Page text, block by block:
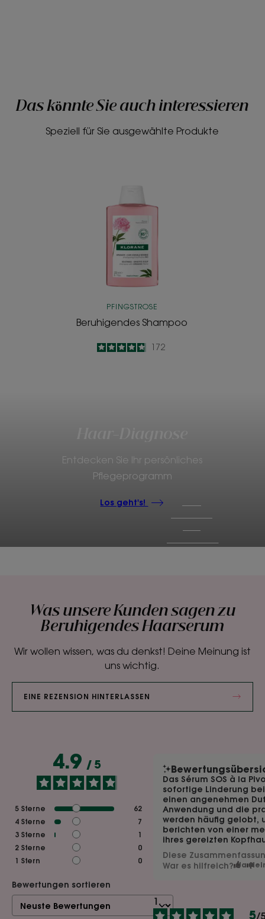
Das könnte Sie auch interessieren
Speziell für Sie ausgewählte Produkte
PFINGSTROSE
Beruhigendes Shampoo
4.8
/5172
Entdecken Sie Ihr persönliches
Pflegeprogramm
Los geht's!
Was unsere Kunden sagen zu
Beruhigendes Haarserum
Wir wollen wissen, was du denkst! Deine Meinung ist
uns wichtig.
EINE REZENSION HINTERLASSEN
4.9 / 5
5 Sterne
62
4 Sterne
7
3 Sterne
1
2 Sterne
0
1 Stern 0
Bewertungen sortieren
Das Sérum SOS à la
sofortige Linderung
einen angenehmen
Anwendung und die
werden häufig gelobt,
berichten von einer
ihres gereizten
Diese
War es hilfreich? Ja
5/5